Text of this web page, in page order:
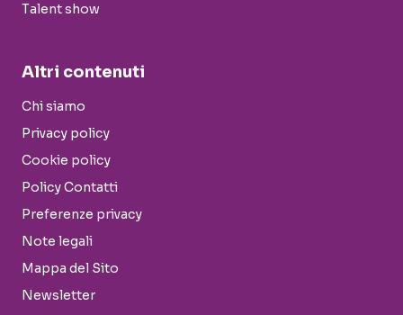
Talent show
Altri contenuti
Chi siamo
Privacy policy
Cookie policy
Policy Contatti
Preferenze privacy
Note legali
Mappa del Sito
Newsletter